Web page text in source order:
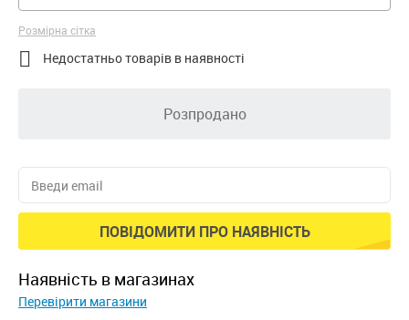
Розмірна сітка
 Недостатньо товарів в наявності
Розпродано
ПОВІДОМИТИ ПРО НАЯВНІСТЬ
наявність в магазинах
Перевірити магазини